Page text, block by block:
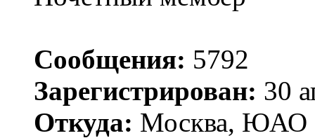
Сообщения: 5792
Зарегистрирован: 30
Откуда: Москва, ЮАО